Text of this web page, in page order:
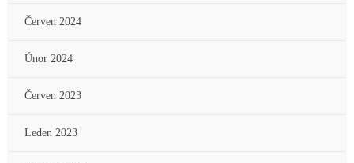
Červen 2024
Únor 2024
Červen 2023
Leden 2023